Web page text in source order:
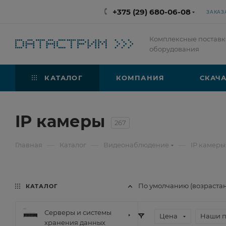
+375 (29) 680-06-08
Комплексные
оборудования
КАТАЛОГ КОМПАНИЯ
IP камеры 267
Главная Каталог Видеонаблюдение IP камеры
По умолчанию
Цена Наши
КАТАЛОГ
Серверы и системы
хранения данных